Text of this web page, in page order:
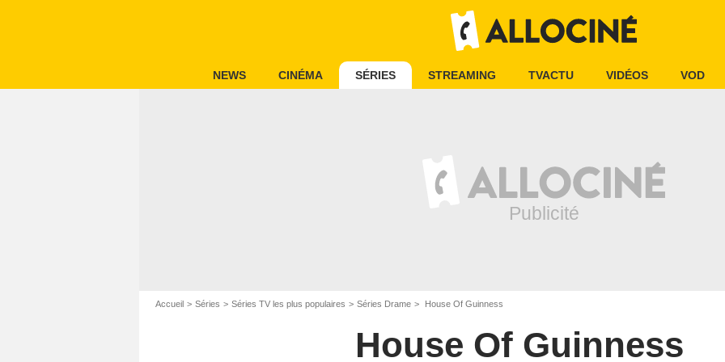
NEWS CINÉMA SÉRIES STREAMING TVACTU VIDÉOS VOD
Accueil Séries Séries TV les plus populaires Séries Drame House Of Guinness
House Of Guinness